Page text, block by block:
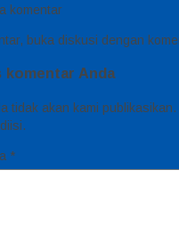
komentar
buka diskusi dengan
komentar Anda
tidak akan kami
*